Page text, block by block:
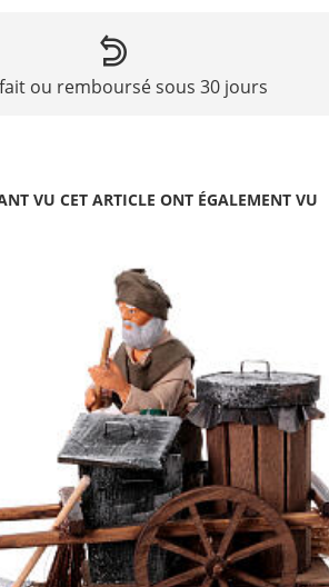
ou remboursé sous 30 jours
VU CET ARTICLE ONT ÉGALEMENT VU